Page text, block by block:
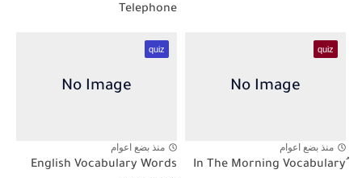
Telephone
quiz
منذ بضع اعوام
quiz
منذ بضع اعوام
English Vocabulary Words